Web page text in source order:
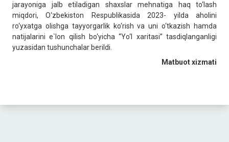
jarayoniga jalb etiladigan shaxslar mehnatiga haq to‘lash
miqdori, O‘zbekiston Respublikasida 2023- yilda aholini
ro‘yxatga olishga tayyorgarlik ko‘rish va uni o‘tkazish hamda
natijalarini e`lon qilish bo‘yicha “Yo‘l xaritasi” tasdiqlanganligi
yuzasidan tushunchalar berildi.
Matbuot xizmati